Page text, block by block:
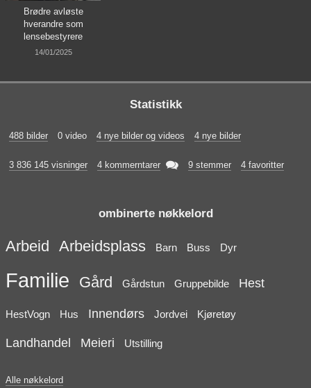
Brødre avløste
hverandre som
lensebestyrere
14/01/2025
Statistikk
488 bilder 0 video 4 nye bilder og videos 4 nye bilder
3 836 145 visninger 4 kommerntarer  9 stemmer 4 favoritter
ombinerte nøkkelord
Arbeid Arbeidsplass Barn Buss Dyr
Familie Gård Gårdstun Gruppebilde Hest
HestVogn Hus Innendørs Jordvei Kjøretøy
Landhandel Meieri Utstilling
Alle nøkkelord